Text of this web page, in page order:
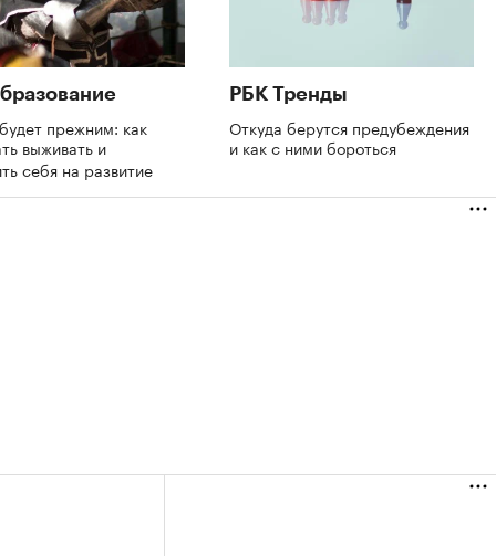
прежним: как
выживать и
себя на развитие
РБК Тренды
Откуда берутся предубеждения
и как с ними бороться